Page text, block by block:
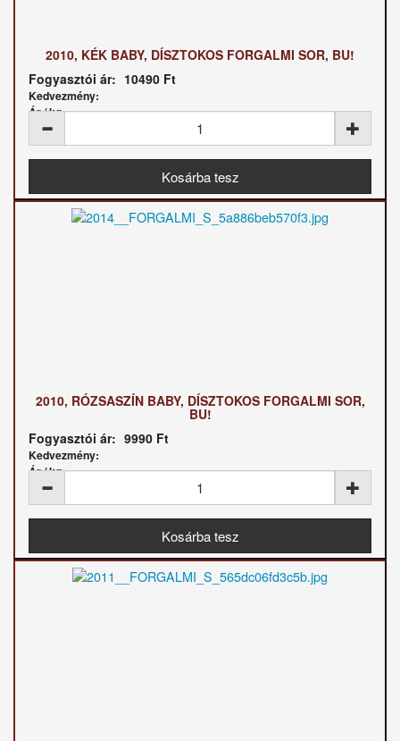
2010, KÉK BABY, DÍSZTOKOS FORGALMI SOR, BU!
Fogyasztói ár: 10490 Ft
Kedvezmény:
Ár / kg:
2010, RÓZSASZÍN BABY, DÍSZTOKOS FORGALMI SOR,
BU!
Fogyasztói ár: 9990 Ft
Kedvezmény:
Ár / kg: